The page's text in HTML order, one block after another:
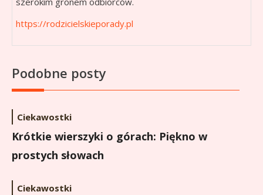
https://rodzicielskieporady.pl
Podobne posty
Ciekawostki
Krótkie wierszyki o górach: Piękno w
prostych słowach
Ciekawostki